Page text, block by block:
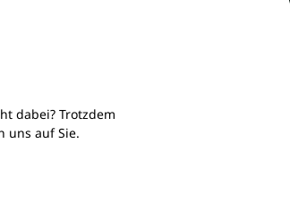
dabei? Trotzdem
uns auf Sie.